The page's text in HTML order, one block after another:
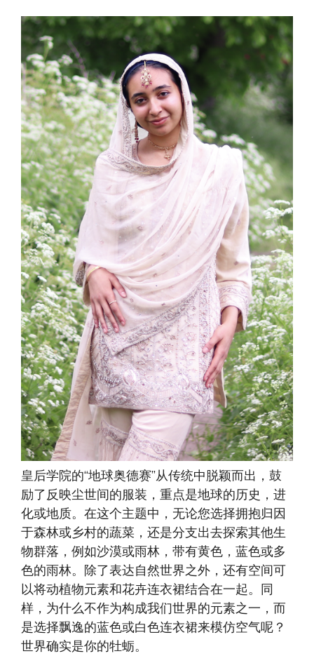
皇后学院的“地球奥德赛”从传统中脱颖而出，鼓
励了反映尘世间的服装，重点是地球的历史，进
化或地质。在这个主题中，无论您选择拥抱归因
于森林或乡村的蔬菜，还是分支出去探索其他生
物群落，例如沙漠或雨林，带有黄色，蓝色或多
色的雨林。除了表达自然世界之外，还有空间可
以将动植物元素和花卉连衣裙结合在一起。同
样，为什么不作为构成我们世界的元素之一，而
是选择飘逸的蓝色或白色连衣裙来模仿空气呢？
世界确实是你的牡蛎。